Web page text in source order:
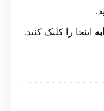
اینجا را کلیک کنید.